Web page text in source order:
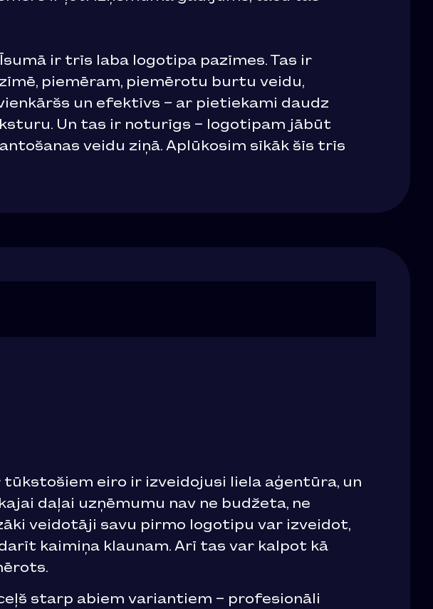
ir trīs laba logotipa pazīmes. Tas ir
piemēram, piemērotu burtu veidu,
un efektīvs – ar pietiekami daudz
Un tas ir noturīgs – logotipam jābūt
veidu ziņā. Aplūkosim sīkāk šīs trīs
eiro ir izveidojusi liela aģentūra, un
daļai uzņēmumu nav ne budžeta, ne
veidotāji savu pirmo logotipu var izveidot,
kaimiņa klaunam. Arī tas var kalpot kā
starp abiem variantiem – profesionāli